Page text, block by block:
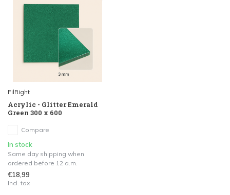
FilRight
Acrylic - Glitter Emerald
Green 300 x 600
Compare
In stock
Same day shipping when
ordered before 12 a.m.
€18,99
Incl. tax